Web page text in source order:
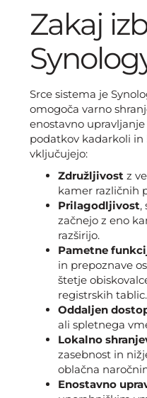
Zakaj
Srce sistema je
omogoča varno
enostavno
podatkov kadarkoli
vključujejo:
Združljivost z
kamer različnih
Prilagodljivost,
začnejo z eno
razširijo.
Pametne
in prepoznave
štetje
registrskih tablic.
Oddaljen
ali spletnega
Lokalno
zasebnost in
oblačna
Enostavno